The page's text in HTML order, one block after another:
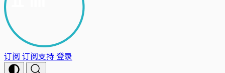
订阅 订阅支持登录